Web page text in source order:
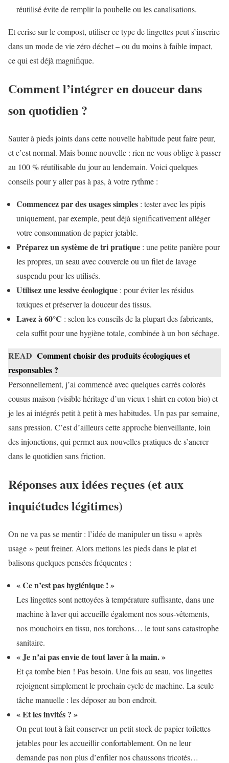
réutilisé évite de remplir la poubelle ou les canalisations.
Et cerise sur le compost, utiliser ce type de lingettes peut s’inscrire
dans un mode de vie zéro déchet – ou du moins à faible impact,
ce qui est déjà magnifique.
Comment l’intégrer en douceur dans
son quotidien ?
Sauter à pieds joints dans cette nouvelle habitude peut faire peur,
et c’est normal. Mais bonne nouvelle : rien ne vous oblige à passer
au 100 % réutilisable du jour au lendemain. Voici quelques
conseils pour y aller pas à pas, à votre rythme :
Commencez par des usages simples : tester avec les pipis
uniquement, par exemple, peut déjà significativement alléger
votre consommation de papier jetable.
Préparez un système de tri pratique : une petite panière pour
les propres, un seau avec couvercle ou un filet de lavage
suspendu pour les utilisés.
Utilisez une lessive écologique : pour éviter les résidus
toxiques et préserver la douceur des tissus.
Lavez à 60°C : selon les conseils de la plupart des fabricants,
cela suffit pour une hygiène totale, combinée à un bon séchage.
READ Comment choisir des produits écologiques et
responsables ?
Personnellement, j’ai commencé avec quelques carrés colorés
cousus maison (visible héritage d’un vieux t-shirt en coton bio) et
je les ai intégrés petit à petit à mes habitudes. Un pas par semaine,
sans pression. C’est d’ailleurs cette approche bienveillante, loin
des injonctions, qui permet aux nouvelles pratiques de s’ancrer
dans le quotidien sans friction.
Réponses aux idées reçues (et aux
inquiétudes légitimes)
On ne va pas se mentir : l’idée de manipuler un tissu « après
usage » peut freiner. Alors mettons les pieds dans le plat et
balisons quelques pensées fréquentes :
« Ce n’est pas hygiénique ! »
Les lingettes sont nettoyées à température suffisante, dans une
machine à laver qui accueille également nos sous-vêtements,
nos mouchoirs en tissu, nos torchons… le tout sans catastrophe
sanitaire.
« Je n’ai pas envie de tout laver à la main. »
Et ça tombe bien ! Pas besoin. Une fois au seau, vos lingettes
rejoignent simplement le prochain cycle de machine. La seule
tâche manuelle : les déposer au bon endroit.
« Et les invités ? »
On peut tout à fait conserver un petit stock de papier toilettes
jetables pour les accueillir confortablement. On ne leur
demande pas non plus d’enfiler nos chaussons tricotés…